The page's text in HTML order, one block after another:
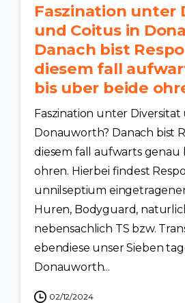
Faszination unter
und Coitus in
Danach bist
diesem fall
bis uber beide
Faszination unter Diversitat
Donauworth? Danach bist
diesem fall aufwarts genau
ohren. Hierbei findest
unnilseptium
Huren, Bodyguard,
nebensachlich TS bzw.
ebendiese unser Sieben
Donauworth...
02/12/2024